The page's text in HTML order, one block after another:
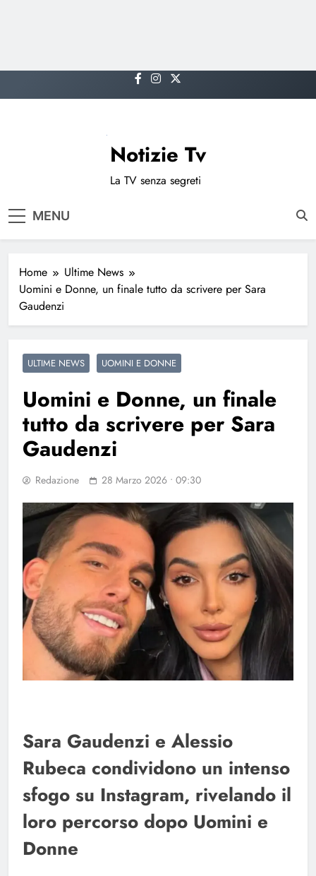
to
Notizie Tv
La TV senza segreti
MENU
Home
Ultime News
Uomini e Donne, un finale tutto da scrivere per Sara
Gaudenzi
ULTIME NEWS UOMINI E DONNE
Uomini e Donne, un finale
tutto da scrivere per Sara
Gaudenzi
Redazione 28 Marzo 2026 • 09:30
Sara Gaudenzi e Alessio
Rubeca condividono un intenso
sfogo su Instagram, rivelando il
loro percorso dopo Uomini e
Donne